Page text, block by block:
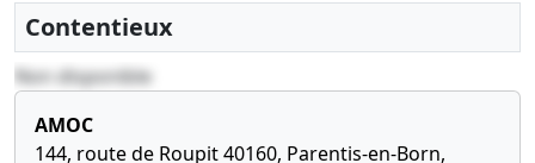
Contentieux
Non disponible
AMOC
144, route de Roupit 40160, Parentis-en-Born,